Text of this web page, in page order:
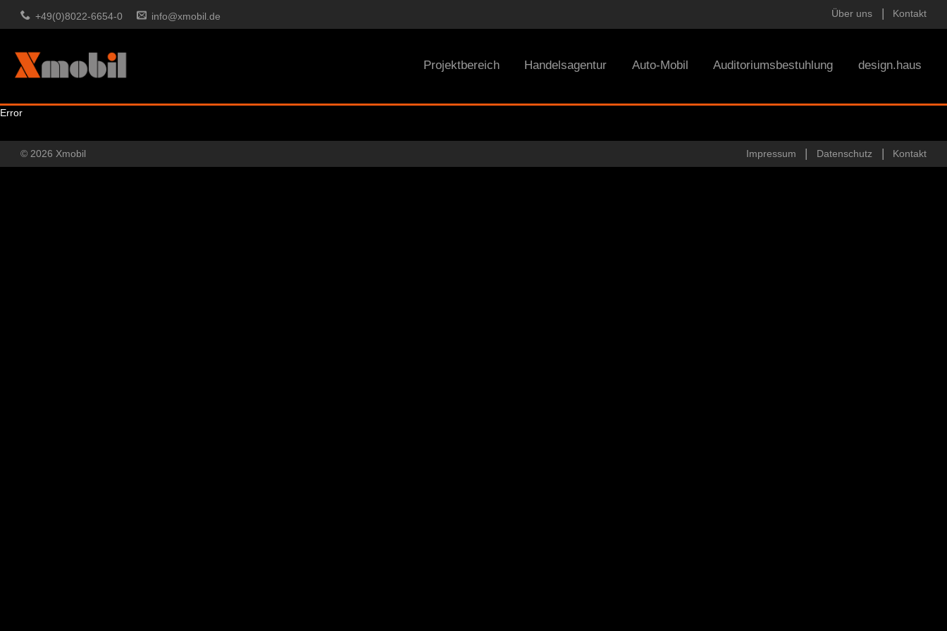
+49(0)8022-6654-0 info@xmobil.de Über uns Kontakt
Projektbereich Handelsagentur Auto-Mobil Auditoriumsbestuhlung design.haus
Error
© 2026 Xmobil Impressum Datenschutz Kontakt